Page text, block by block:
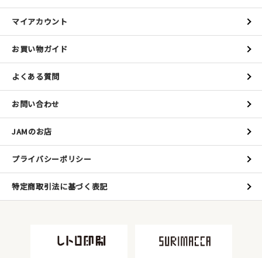
マイアカウント
お買い物ガイド
よくある質問
お問い合わせ
JAMのお店
プライバシーポリシー
特定商取引法に基づく表記